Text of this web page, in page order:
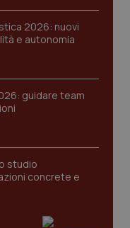
2026: nuovi
e autonomia
guidare team
studio
concrete e